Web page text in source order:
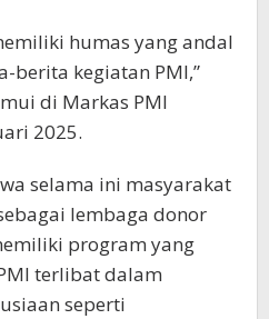
humas yang andal
kegiatan PMI,”
di Markas PMI
2025.
selama ini masyarakat
lembaga donor
program yang
terlibat dalam
seperti